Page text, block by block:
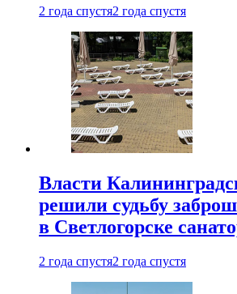
2 года спустя2 года спустя
Власти
решили судьбу
в Светлогорске
2 года спустя2 года спустя